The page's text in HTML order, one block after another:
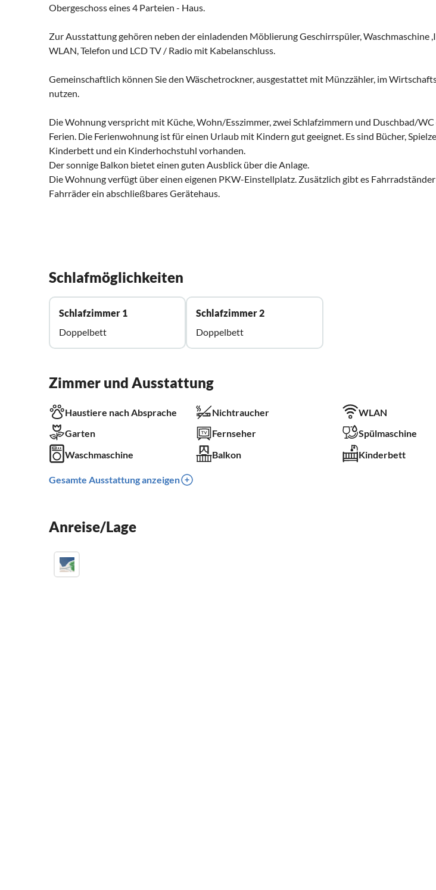
Obergeschoss eines 4 Parteien - Haus.
Zur Ausstattung gehören neben der einladenden Möblierung Geschirrspüler, Waschmaschine
WLAN, Telefon und LCD TV / Radio mit Kabelanschluss.
Gemeinschaftlich können Sie den Wäschetrockner, ausgestattet mit Münzzähler, im
nutzen.
Die Wohnung verspricht mit Küche, Wohn/Esszimmer, zwei Schlafzimmern und Duschbad/
Ferien. Die Ferienwohnung ist für einen Urlaub mit Kindern gut geeignet. Es sind Bücher,
Kinderbett und ein Kinderhochstuhl vorhanden.
Der sonnige Balkon bietet einen guten Ausblick über die Anlage.
Die Wohnung verfügt über einen eigenen PKW-Einstellplatz. Zusätzlich gibt es
Fahrräder ein abschließbares Gerätehaus.
Schlafmöglichkeiten
Schlafzimmer 1
Doppelbett
Schlafzimmer 2
Doppelbett
Zimmer und Ausstattung
Haustiere nach Absprache Nichtraucher
WLAN
Garten
Fernseher
Spülmaschine
Waschmaschine
Balkon Kinderbett
Gesamte Ausstattung anzeigen
Anreise/Lage